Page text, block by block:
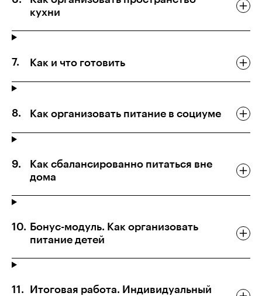
кухни
Как и что готовить
Как организовать питание в социуме
Как сбалансированно питаться вне
дома
Бонус-модуль. Как организовать
питание детей
Итоговая работа. Индивидуальный